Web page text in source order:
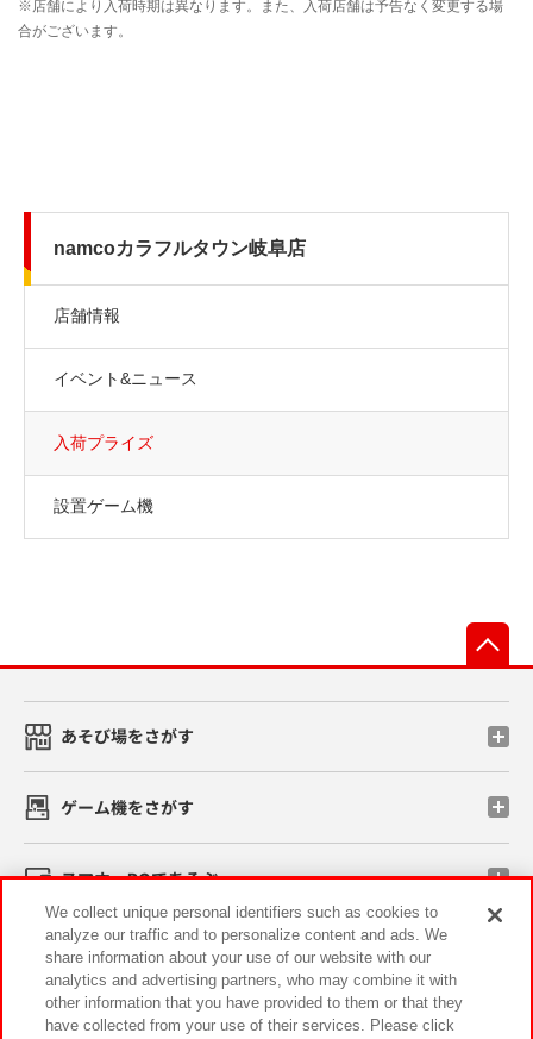
namcoカラフルタウン岐阜店
店舗情報
イベント&ニュース
入荷プライズ
設置ゲーム機
あそび場をさがす
ゲーム機をさがす
スマホ・PCであそぶ
イベント・キャンペーン
We collect unique personal identifiers such as cookies to
analyze our traffic and to personalize content and ads. We
share information about your use of our website with our
analytics and advertising partners, who may combine it with
other information that you have provided to them or that they
have collected from your use of their services. Please click